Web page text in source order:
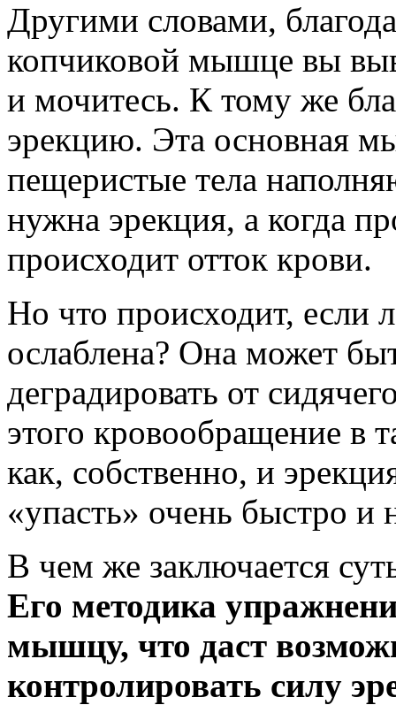
Другими словами,
копчиковой мышце вы
и мочитесь. К тому же
эрекцию. Эта основная
пещеристые тела
нужна эрекция, а когда
происходит отток крови.
Но что происходит, если
ослаблена? Она может
деградировать от
этого кровообращение в
как, собственно, и
«упасть» очень быстро и
В чем же заключается
Его методика
мышцу, что даст
контролировать силу